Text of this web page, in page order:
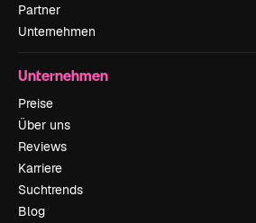
Partner
Unternehmen
Unternehmen
Preise
Über uns
Reviews
Karriere
Suchtrends
Blog